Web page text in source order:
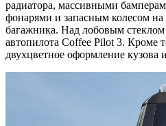
радиатора, массивными
фонарями и запасным колесом
багажника. Над лобовым стеклом
автопилота Coffee Pilot 3. Кроме
двухцветное оформление кузова